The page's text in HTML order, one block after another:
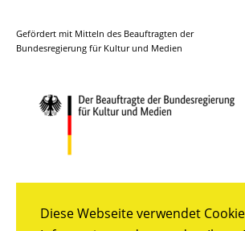
Diese Webseite verwendet
Gefördert mit Mitteln des Beauftragten der
Bundesregierung für Kultur und Medien